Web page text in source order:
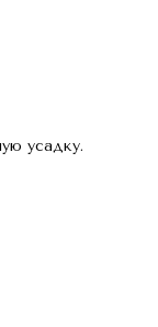
усадку.